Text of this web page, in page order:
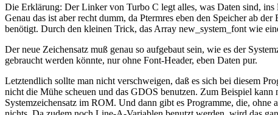
Die Erklärung: Der Linker von Turbo C legt alles, was Daten sind,
Genau das ist aber recht dumm, da Ptermres eben den Speicher ab
benötigt. Durch den kleinen Trick, das Array new_system_font wie
Der neue Zeichensatz muß genau so aufgebaut sein, wie es der
gebraucht werden könnte, nur ohne Font-Header, eben Daten pur.
Letztendlich sollte man nicht verschweigen, daß es sich bei diesem
nicht die Mühe scheuen und das GDOS benutzen. Zum Beispiel
Systemzeichensatz im ROM. Und dann gibt es Programme, die,